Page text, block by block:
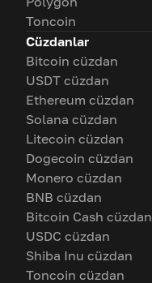
Toncoin
Cüzdanlar
Bitcoin cüzdan
USDT cüzdan
Ethereum cüzdan
Solana cüzdan
Litecoin cüzdan
Dogecoin cüzdan
Monero cüzdan
BNB cüzdan
Bitcoin Cash cüzdan
USDC cüzdan
Shiba Inu cüzdan
Toncoin cüzdan